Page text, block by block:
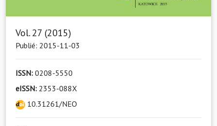
Vol. 27 (2015)
Publié: 2015-11-03
ISSN: 0208-5550
eISSN: 2353-088X
10.31261/NEO